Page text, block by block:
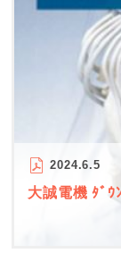
2024.6.5
大誠電機 ﾀﾞ